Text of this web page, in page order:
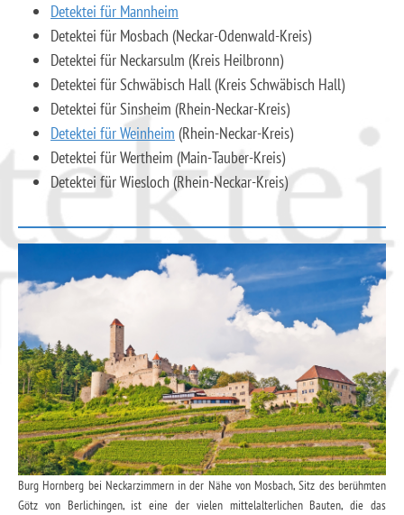
Detektei für Mannheim
Detektei für Mosbach (Neckar-Odenwald-Kreis)
Detektei für Neckarsulm (Kreis Heilbronn)
Detektei für Schwäbisch Hall (Kreis Schwäbisch Hall)
Detektei für Sinsheim (Rhein-Neckar-Kreis)
Detektei für Weinheim (Rhein-Neckar-Kreis)
Detektei für Wertheim (Main-Tauber-Kreis)
Detektei für Wiesloch (Rhein-Neckar-Kreis)
Burg Hornberg bei Neckarzimmern in der Nähe von Mosbach, Sitz des berühmten
Götz von Berlichingen, ist eine der vielen mittelalterlichen Bauten, die das